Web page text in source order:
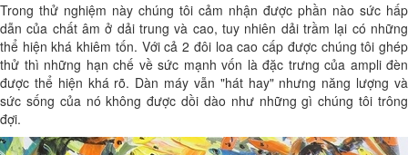
Trong thử nghiệm này chúng tôi cảm nhận được phần nào sức hấp
dẫn của chất âm ở dải trung và cao, tuy nhiên dải trầm lại có những
thể hiện khá khiêm tốn. Với cả 2 đôi loa cao cấp được chúng tôi ghép
thử thì những hạn chế về sức mạnh vốn là đặc trưng của ampli đèn
được thể hiện khá rõ. Dàn máy vẫn "hát hay" nhưng năng lượng và
sức sống của nó không được dồi dào như những gì chúng tôi trông
đợi.